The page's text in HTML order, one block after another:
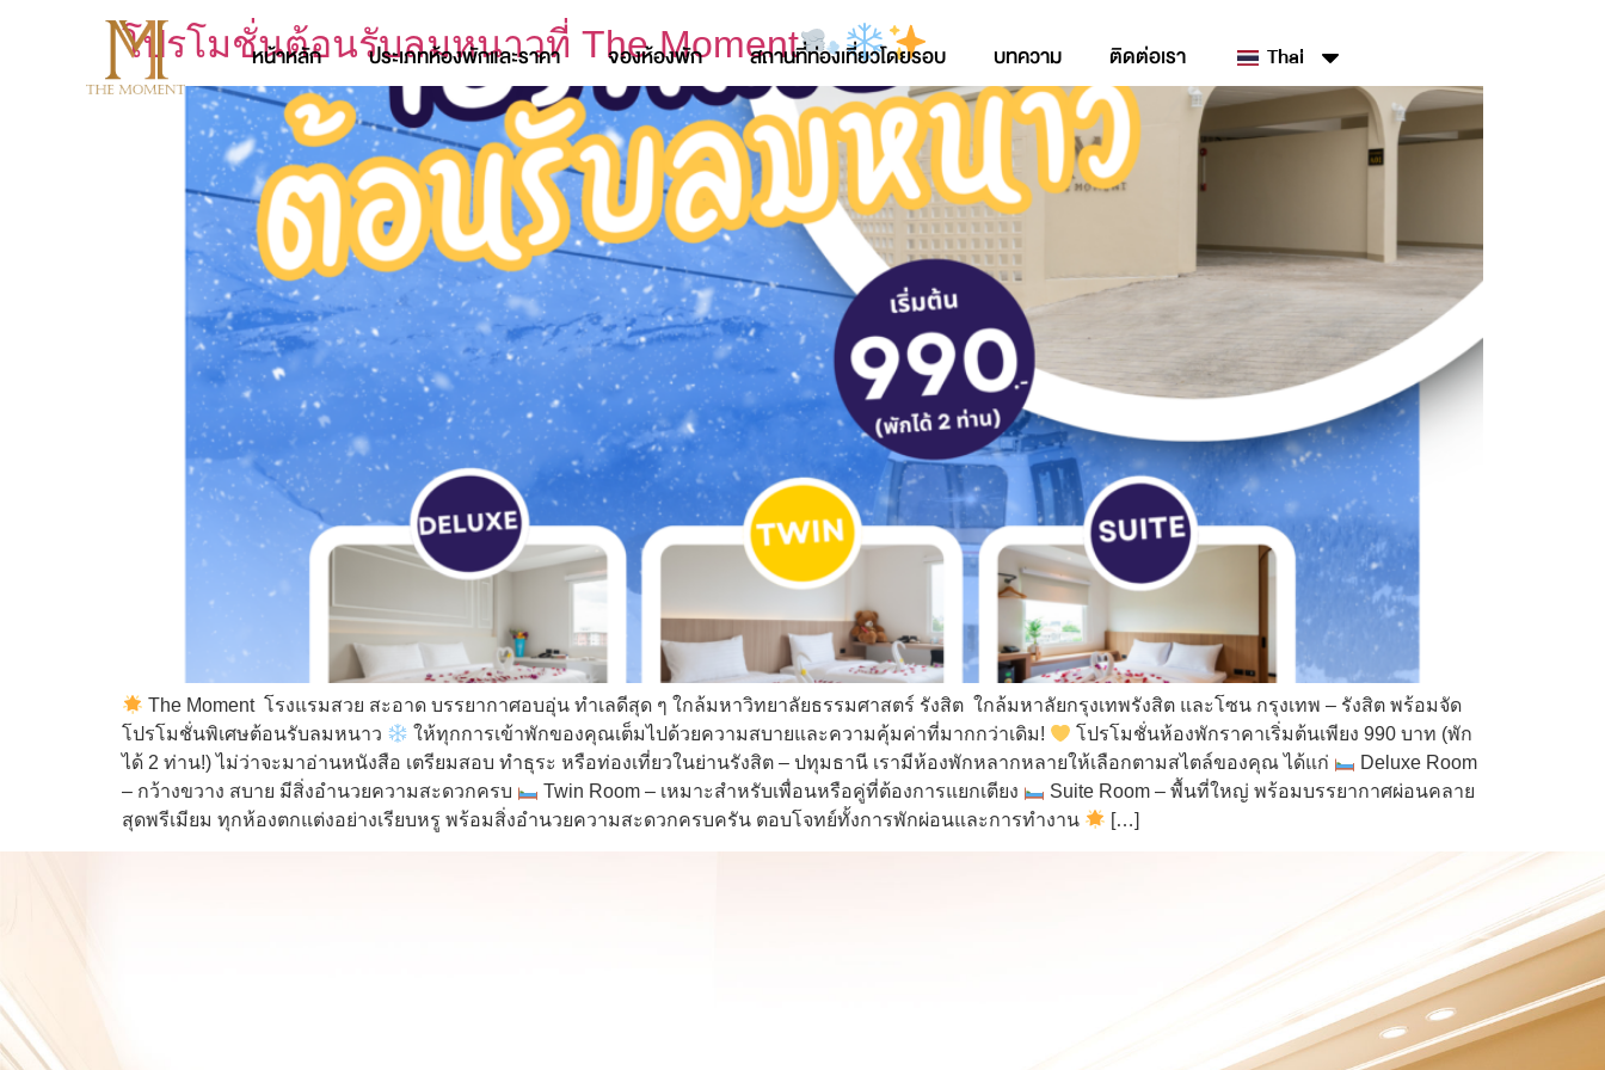
หน้าหลัก ประเภทห้องพักและราคา จองห้องพัก สถานที่ท่องเที่ยวโดยรอบ บทความ ติดต่อเรา Thai
โปรโมชั่นต้อนรับลมหนาวที่ The Moment
The Moment โรงแรมสวย สะอาด บรรยากาศอบอุ่น ทำเลดีสุด ๆ ใกล้มหาวิทยาลัยธรรมศาสตร์ รังสิต ใกล้มหาลัยกรุงเทพรังสิต และโซน กรุงเทพ – รังสิต พร้อมจัด
โปรโมชั่นพิเศษต้อนรับลมหนาว
ให้ทุกการเข้าพักของคุณเต็มไปด้วยความสบายและความคุ้มค่าที่มากกว่าเดิม!
โปรโมชั่นห้องพักราคาเริ่มต้นเพียง 990 บาท (พัก
ได้ 2 ท่าน!) ไม่ว่าจะมาอ่านหนังสือ เตรียมสอบ ทำธุระ หรือท่องเที่ยวในย่านรังสิต – ปทุมธานี เรามีห้องพักหลากหลายให้เลือกตามสไตล์ของคุณ ได้แก่
Deluxe Room
– กว้างขวาง สบาย มีสิ่งอำนวยความสะดวกครบ
Twin Room – เหมาะสำหรับเพื่อนหรือคู่ที่ต้องการแยกเตียง
Suite Room – พื้นที่ใหญ่ พร้อมบรรยากาศผ่อนคลาย
สุดพรีเมียม ทุกห้องตกแต่งอย่างเรียบหรู พร้อมสิ่งอำนวยความสะดวกครบครัน ตอบโจทย์ทั้งการพักผ่อนและการทำงาน
[…]